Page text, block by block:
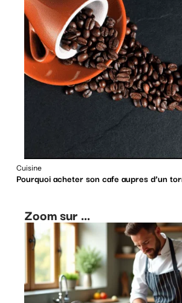
Cuisine
Pourquoi acheter son cafe aupres d’un
Zoom sur ...